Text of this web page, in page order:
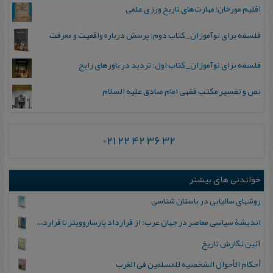
اقلیم مورخان؛ مهارت‌های تاریخ ورزی علمی
فلسفه برای نوآموزان_ کتاب دوم: پرسش درباره واقعیت و معرفت
فلسفه برای نوآموزان_ کتاب اول: تردید در باورهای رایج
نص و تفسیر مکتب فقهی امام صادق علیه السلام
021 22 42 36 32
خواندنی های بیشتر
روشهای سالیابی در باستان شناسی
اندیشۀ سیاسی معاصر در جهان عرب: از قرارداد پارساروویتز تا قرارداد غزه - اریحا
آئین نگارش تاریخ
أح‍ک‍ام‌ الأح‍وال‌ ال‍ش‍خ‍صیه‌ ل‍ل‍م‍س‍ل‍مین‌ فی‌ ال‍غ‍رب